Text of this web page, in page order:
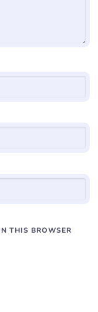
THIS BROWSER